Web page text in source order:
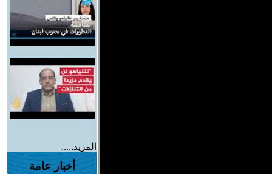
المزيد.....
أخبار عامة